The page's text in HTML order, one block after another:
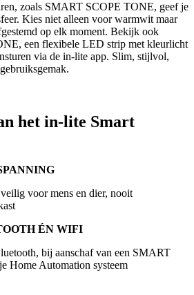
zoals SMART SCOPE TONE, geef je
Kies niet alleen voor warmwit maar
op elk moment. Bekijk ook
een flexibele LED strip met kleurlicht
via de in-lite app. Slim, stijlvol,
het in-lite Smart
voor mens en dier, nooit
ÉN WIFI
bij aanschaf van een SMART
Home Automation systeem